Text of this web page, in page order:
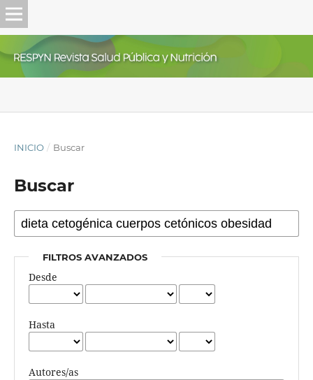
INICIO / Buscar
Buscar
FILTROS AVANZADOS
Desde
Hasta
Autores/as